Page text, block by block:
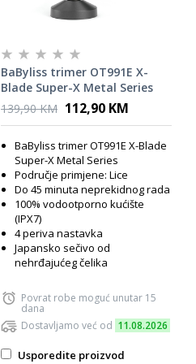
BaByliss trimer OT991E X-
Blade Super-X Metal Series
Black Chrome
139,90 KM 112,90 KM
BaByliss trimer OT991E X-Blade
Super-X Metal Series
Područje primjene: Lice
Do 45 minuta neprekidnog rada
100% vodootporno kućište
(IPX7)
4 periva nastavka
Japansko sečivo od
nehrđajućeg čelika
Povrat robe moguć unutar 15
dana
Dostavljamo već od 11.08.2026
Usporedite proizvod